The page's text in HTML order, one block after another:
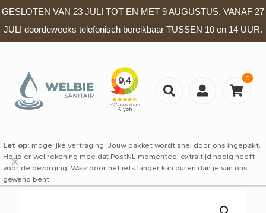
GESLOTEN VAN 23 JULI TOT EN MET 9 AUGUSTUS. VANAF 27
JULI doordeweeks telefonisch bereikbaar TUSSEN 10 en 14 UUR.
0
Let op: mogelijke vertraging: Jouw pakket wordt snel door ons ingepakt.
Houd er wel rekening mee dat PostNL momenteel extra tijd nodig heeft
voor de bezorging, Waardoor het iets langer kan duren dan je van ons
gewend bent.
✕